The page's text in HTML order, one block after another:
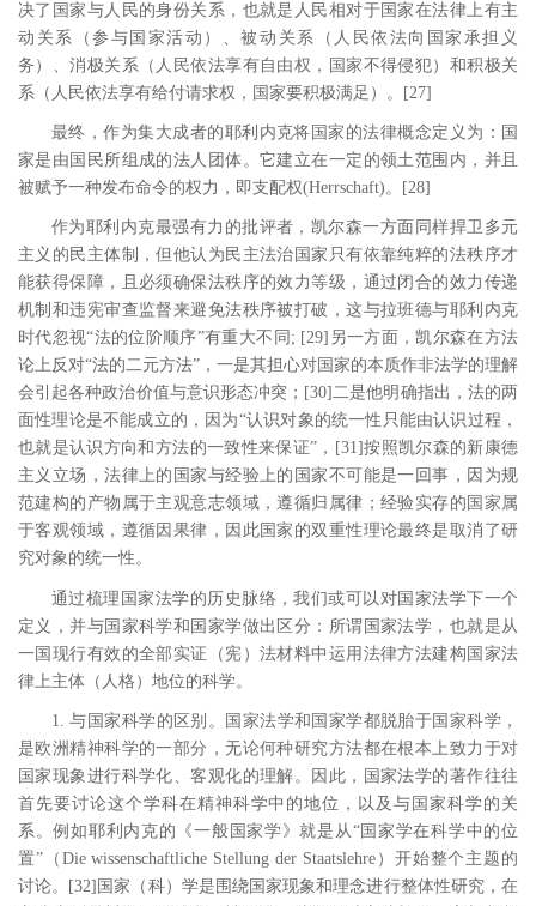
决了国家与人民的身份关系，也就是人民相对于国家在法律上有主
动关系（参与国家活动）、被动关系（人民依法向国家承担义
务）、消极关系（人民依法享有自由权，国家不得侵犯）和积极关
系（人民依法享有给付请求权，国家要积极满足）。
[27]
最终，作为集大成者的耶利内克将国家的法律概念定义为：国
家是由国民所组成的法人团体。它建立在一定的领土范围内，并且
被赋予一种发布命令的权力，即支配权(Herrschaft) 。 [28]
作为耶利内克最强有力的批评者，凯尔森一方面同样捍卫多元
主义的民主体制，但他认为民主法治国家只有依靠纯粹的法秩序才
能获得保障，且必须确保法秩序的效力等级，通过闭合的效力传递
机制和违宪审查监督来避免法秩序被打破，这与拉班德与耶利内克
时代忽视“法的位阶顺序”有重大不同 ; [29] 另一方面，凯尔森在方法
论上反对“法的二元方法”，一是其担心对国家的本质作非法学的理解
会引起各种政治价值与意识形态冲突； [30]二是他明确指出，法的两
面性理论是不能成立的，因为“认识对象的统一性只能由认识过程，
也就是认识方向和方法的一致性来保证”， [31]按照凯尔森的新康德
主义立场，法律上的国家与经验上的国家不可能是一回事，因为规
范建构的产物属于主观意志领域，遵循归属律；经验实存的国家属
于客观领域，遵循因果律，因此国家的双重性理论最终是取消了研
究对象的统一性。
通过梳理国家法学的历史脉络，我们或可以对国家法学下一个
定义，并与国家科学和国家学做出区分：所谓国家法学，也就是从
一国现行有效的全部实证（宪）法材料中运用法律方法建构国家法
律上主体（人格）地位的科学。
1.与国家科学的区别。国家法学和国家学都脱胎于国家科学，
是欧洲精神科学的一部分，无论何种研究方法都在根本上致力于对
国家现象进行科学化、客观化的理解。因此，国家法学的著作往往
首先要讨论这个学科在精神科学中的地位，以及与国家科学的关
系。例如耶利内克的《一般国家学》就是从“国家学在科学中的位
置”（ Die wissenschaftliche Stellung der Staatslehre ）开始整个主题的
讨论。
[32] 国家（科）学是围绕国家现象和理念进行整体性研究，在